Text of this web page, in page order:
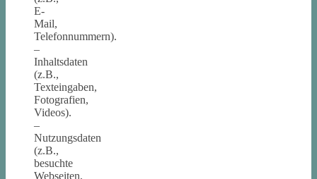
E-
Mail,
Telefonnummern).
–
Inhaltsdaten
(z.B.,
Texteingaben,
Fotografien,
Videos).
–
Nutzungsdaten
(z.B.,
besuchte
Webseiten,